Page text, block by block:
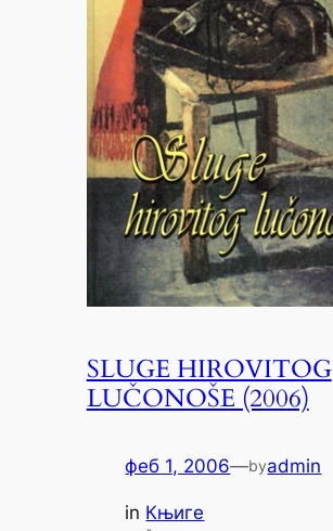
SLUGE HIROVITOG
LUČONOŠE (2006)
феб 1, 2006—byadmin
in Књиге